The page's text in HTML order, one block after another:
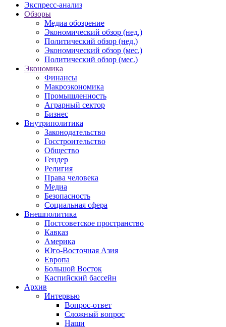
Экспресс-анализ
Обзоры
Медиа обозрение
Экономический обзор (нед.)
Политический обзор (нед.)
Экономический обзор (мес.)
Политический обзор (мес.)
Экономика
Финансы
Макроэкономика
Промышленность
Аграрный сектор
Бизнес
Внутриполитика
Законодательство
Госстроительство
Общество
Гендер
Религия
Права человека
Медиа
Безопасность
Социальная сфера
Внешполитика
Постсоветское пространство
Кавказ
Америка
Юго-Восточная Азия
Европа
Большой Восток
Каспийский бассейн
Архив
Интервью
Вопрос-ответ
Сложный вопрос
Наши